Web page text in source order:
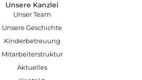
Unsere Kanzlei
Unser Team
Unsere Geschichte
Kinderbetreuung
Mitarbeiterstruktur
Aktuelles